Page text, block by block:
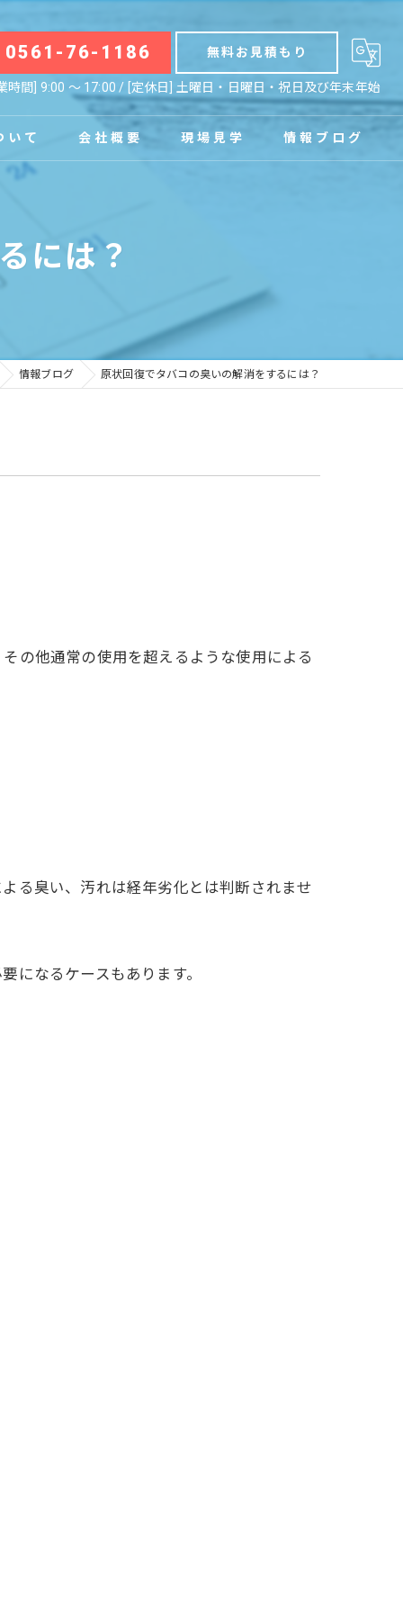
0561-76-1186 無料お見積もり
時間] 9:00 〜 17:00 / [定休日] 土曜日・日曜日・祝日及び年末年始
いて 会社概要 現場見学 情報ブログ
には？
情報ブログ 原状回復でタバコの臭いの解消をするには？
の他通常の使用を超えるような使用による
る臭い、汚れは経年劣化とは判断されませ
になるケースもあります。